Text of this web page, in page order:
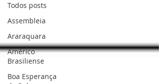
Todos posts
Assembleia
Araraquara
Américo
Brasiliense
Boa Esperança